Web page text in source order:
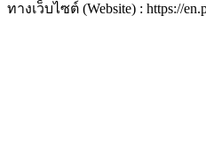
ทางเว็บไซต์ (Website) : https://